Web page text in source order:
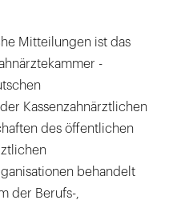
Mitteilungen ist das
-
Kassenzahnärztlichen
des öffentlichen
behandelt
der Berufs-,